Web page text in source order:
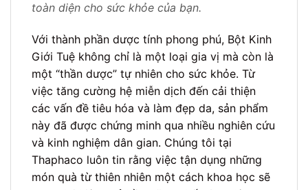
toàn diện cho sức khỏe của bạn.
Với thành phần dược tính phong phú, Bột Kinh
Giới Tuệ không chỉ là một loại gia vị mà còn là
một “thần dược” tự nhiên cho sức khỏe. Từ
việc tăng cường hệ miễn dịch đến cải thiện
các vấn đề tiêu hóa và làm đẹp da, sản phẩm
này đã được chứng minh qua nhiều nghiên cứu
và kinh nghiệm dân gian. Chúng tôi tại
Thaphaco luôn tin rằng việc tận dụng những
món quà từ thiên nhiên một cách khoa học sẽ